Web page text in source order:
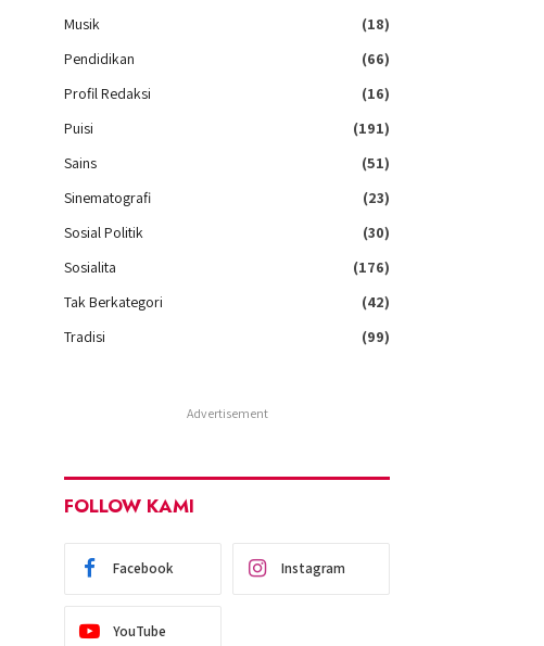
Musik
(18)
Pendidikan
(66)
Profil Redaksi
(16)
Puisi
(191)
Sains
(51)
Sinematografi
(23)
Sosial Politik
(30)
Sosialita
(176)
Tak Berkategori
(42)
Tradisi
(99)
Advertisement
FOLLOW KAMI
Facebook Instagram
YouTube